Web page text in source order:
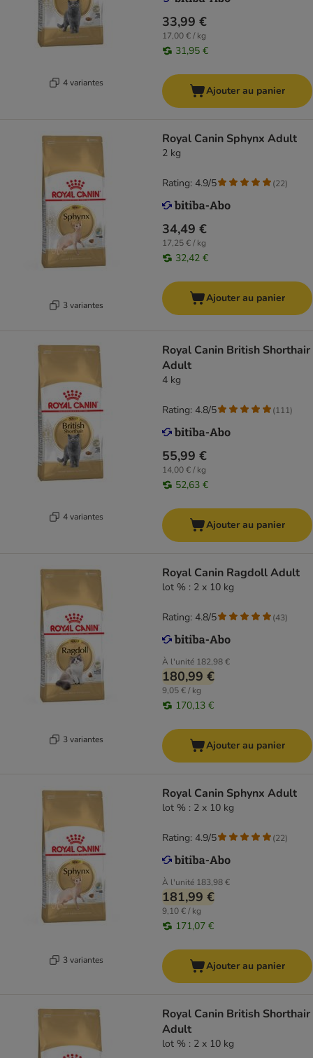
4 variantes
33,99 €
17,00 € / kg
31,95 €
Ajouter au panier
3 variantes
Royal Canin Sphynx Adult
2 kg
34,49 €
17,25 € / kg
32,42 €
Rating: 4.9/5 (22)
Ajouter au panier
4 variantes
Royal Canin British Shorthair
Adult
4 kg
55,99 €
14,00 € / kg
52,63 €
Rating: 4.8/5 (111)
Ajouter au panier
3 variantes
Royal Canin Ragdoll Adult
lot % : 2 x 10 kg
À l'unité 182,98 €
180,99 €
9,05 € / kg
170,13 €
Rating: 4.8/5 (43)
Ajouter au panier
3 variantes
Royal Canin Sphynx Adult
lot % : 2 x 10 kg
À l'unité 183,98 €
181,99 €
9,10 € / kg
171,07 €
Rating: 4.9/5 (22)
Ajouter au panier
Royal Canin British Shorthair
Adult
lot % : 2 x 10 kg